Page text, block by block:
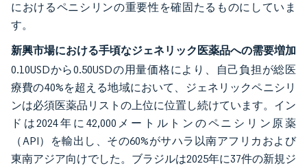
におけるペニシリンの重要性を確固たるものにしていま
す。
新興市場における手頃なジェネリック医薬品への需要増加
0.10USDから0.50USDの用量価格により、自己負担が総医
療費の40%を超える地域において、ジェネリックペニシリ
ンは必須医薬品リストの上位に位置し続けています。イン
ドは2024年に42,000メートルトンのペニシリン原薬
（API）を輸出し、その60%がサハラ以南アフリカおよび
東南アジア向けでした。ブラジルは2025年に37件の新規ジ